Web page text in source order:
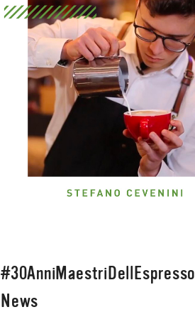
#30AnniMaestriDellEspresso
News